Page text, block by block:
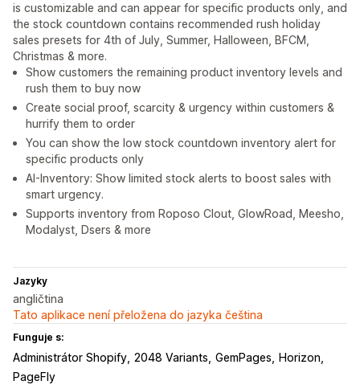
is customizable and can appear for specific products only, and
the stock countdown contains recommended rush holiday
sales presets for 4th of July, Summer, Halloween, BFCM,
Christmas & more.
Show customers the remaining product inventory levels and
rush them to buy now
Create social proof, scarcity & urgency within customers &
hurrify them to order
You can show the low stock countdown inventory alert for
specific products only
AI-Inventory: Show limited stock alerts to boost sales with
smart urgency.
Supports inventory from Roposo Clout, GlowRoad, Meesho,
Modalyst, Dsers & more
Jazyky
angličtina
Tato aplikace není přeložena do jazyka čeština
Funguje s:
Administrátor Shopify 2048 Variants GemPages
Horizon
PageFly